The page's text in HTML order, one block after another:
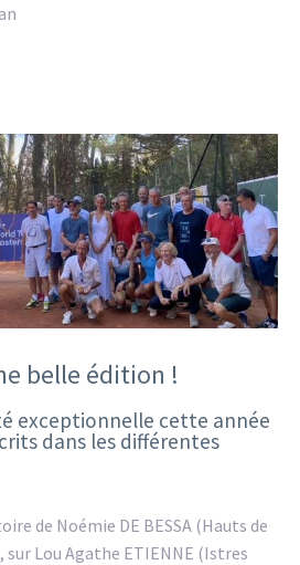
belle édition !
exceptionnelle cette année
dans les différentes
de Noémie DE BESSA (Hauts de
sur Lou Agathe ETIENNE (Istres